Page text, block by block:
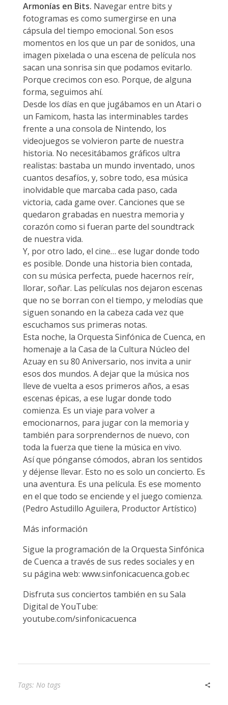
Armonías en Bits. Navegar entre bits y
fotogramas es como sumergirse en una
cápsula del tiempo emocional. Son esos
momentos en los que un par de sonidos, una
imagen pixelada o una escena de película nos
sacan una sonrisa sin que podamos evitarlo.
Porque crecimos con eso. Porque, de alguna
forma, seguimos ahí.
Desde los días en que jugábamos en un Atari o
un Famicom, hasta las interminables tardes
frente a una consola de Nintendo, los
videojuegos se volvieron parte de nuestra
historia. No necesitábamos gráficos ultra
realistas: bastaba un mundo inventado, unos
cuantos desafíos, y, sobre todo, esa música
inolvidable que marcaba cada paso, cada
victoria, cada game over. Canciones que se
quedaron grabadas en nuestra memoria y
corazón como si fueran parte del soundtrack
de nuestra vida.
Y, por otro lado, el cine… ese lugar donde todo
es posible. Donde una historia bien contada,
con su música perfecta, puede hacernos reír,
llorar, soñar. Las películas nos dejaron escenas
que no se borran con el tiempo, y melodías que
siguen sonando en la cabeza cada vez que
escuchamos sus primeras notas.
Esta noche, la Orquesta Sinfónica de Cuenca, en
homenaje a la Casa de la Cultura Núcleo del
Azuay en su 80 Aniversario, nos invita a unir
esos dos mundos. A dejar que la música nos
lleve de vuelta a esos primeros años, a esas
escenas épicas, a ese lugar donde todo
comienza. Es un viaje para volver a
emocionarnos, para jugar con la memoria y
también para sorprendernos de nuevo, con
toda la fuerza que tiene la música en vivo.
Así que pónganse cómodos, abran los sentidos
y déjense llevar. Esto no es solo un concierto. Es
una aventura. Es una película. Es ese momento
en el que todo se enciende y el juego comienza.
(Pedro Astudillo Aguilera, Productor Artístico)
Más información
Sigue la programación de la Orquesta Sinfónica
de Cuenca a través de sus redes sociales y en
su página web: www.sinfonicacuenca.gob.ec
Disfruta sus conciertos también en su Sala
Digital de YouTube:
youtube.com/sinfonicacuenca
Tags: No tags